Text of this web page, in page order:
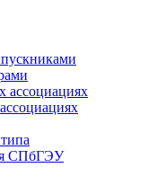
ассоциациях
СПбГЭУ